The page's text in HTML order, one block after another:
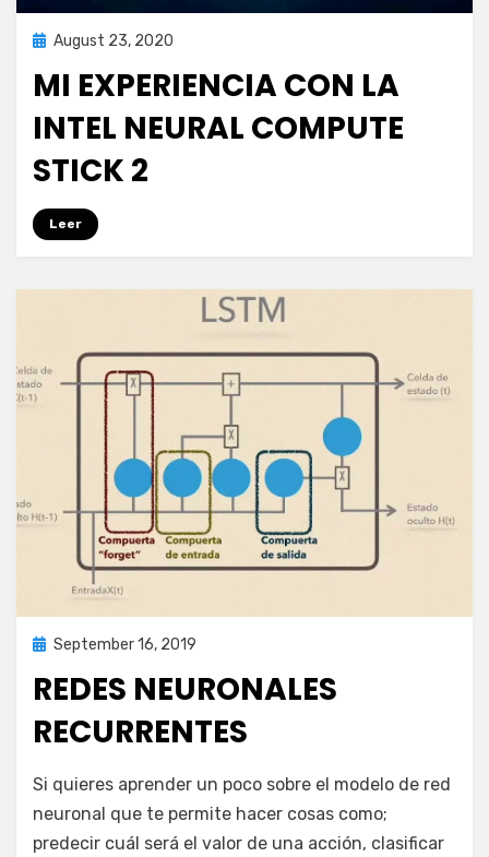
Posted
August 23, 2020
MI EXPERIENCIA CON LA
INTEL NEURAL COMPUTE
STICK 2
bypuig.alejandro24@gmail.com
Leave a comment
con
Neural
Compute
Leer
Posted
September 16, 2019
REDES NEURONALES
RECURRENTES
puig.alejandro24@gmail.com
Leave a comment
Redes
Neuronales
Recurrentes
Si quieres aprender un poco sobre el modelo de red
neuronal que te permite hacer cosas como;
predecir cuál será el valor de una acción, clasificar